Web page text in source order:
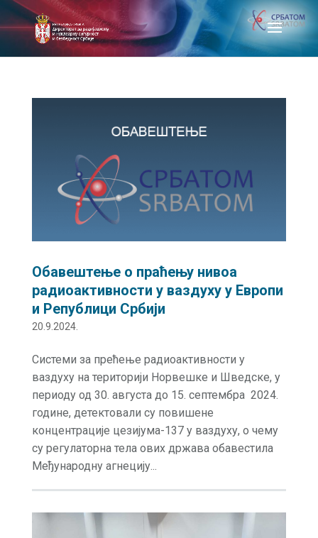
Обавештење о праћењу нивоа
радиоактивности у ваздуху у Европи
и Републици Србији
20.9.2024.
Системи за прећење радиоактивности у
ваздуху на територији Норвешке и Шведске, у
периоду од 30. августа до 15. септембра 2024.
године, детектовали су повишене
концентрације цезијума-137 у ваздуху, о чему
су регулаторна тела ових држава обавестила
Међународну агнецију...